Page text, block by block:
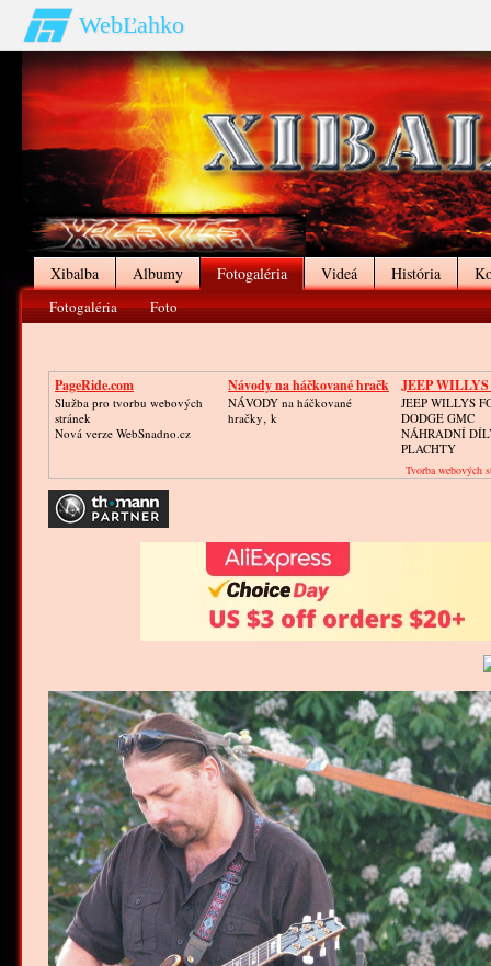
WebĽahko
Xibalba Albumy Fotogaléria Videá História
Fotogaléria Foto
PageRide.com
Služba pro tvorbu webových
stránek
Nová verze WebSnadno.cz
Návody na háčkované hračk
NÁVODY na háčkované
hračky‚ k
JEEP
GPW
JEEP WILLYS
DODGE GMC
NÁHRADNÍ
PLACHTY
Tvorba webových